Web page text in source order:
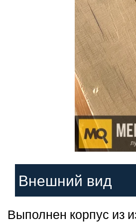
Внешний вид
Выполнен корпус из